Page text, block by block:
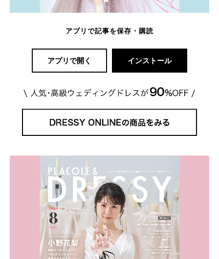
アプリで記事を保存・購読
アプリで開く インストール